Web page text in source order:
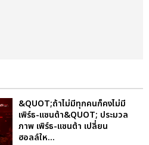
&QUOT;ถ้าไม่มีทุกคนก็คงไม่มี
เพิร์ธ-แซนต้า&QUOT; ประมวล
ภาพ เพิร์ธ-แซนต้า เปลี่ยน
ฮอลล์ให...